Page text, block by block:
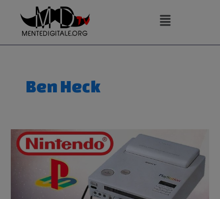
contenuto
Ben Heck